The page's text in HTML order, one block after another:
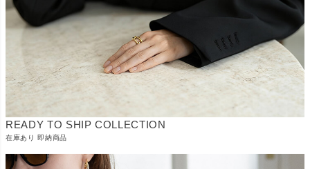
READY TO SHIP COLLECTION
在庫あり 即納商品